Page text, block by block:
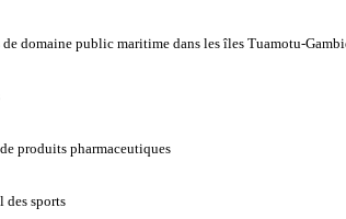
domaine public maritime dans les îles Tuamotu-
produits pharmaceutiques
des sports